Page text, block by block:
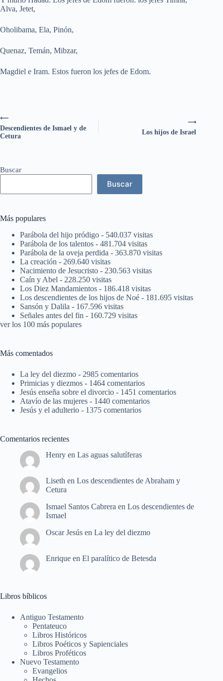
Alva, Jetet,
Oholibama, Ela, Pinón,
Quenaz, Temán, Mibzar,
Magdiel e Iram. Estos fueron los jefes de Edom.
⟶
Los hijos de Israel
⟵
Descendientes de Ismael y de
Cetura
Buscar
Buscar
Más populares
Parábola del hijo pródigo - 540.037 visitas
Parábola de los talentos - 481.704 visitas
Parábola de la oveja perdida - 363.870 visitas
La creación - 269.640 visitas
Nacimiento de Jesucristo - 230.563 visitas
Caín y Abel - 228.250 visitas
Los Diez Mandamientos - 186.418 visitas
Los descendientes de los hijos de Noé - 181.695 visitas
Sansón y Dalila - 167.596 visitas
Señales antes del fin - 160.729 visitas
ver los 100 más populares
Más comentados
La ley del diezmo - 2985 comentarios
Primicias y diezmos - 1464 comentarios
Jesús enseña sobre el divorcio - 1451 comentarios
Atavío de las mujeres - 1440 comentarios
Jesús y el adulterio - 1375 comentarios
Comentarios recientes
Henry en Las aguas salutíferas
Liseth en Los descendientes de Abraham y
Cetura
Ismael Santos Cabrera en Los descendientes de
Ismael
Oscar Jesús en La ley del diezmo
Enrique en El paralítico de Betesda
Libros bíblicos
Antiguo Testamento
Pentateuco
Libros Históricos
Libros Poéticos y Sapienciales
Libros Proféticos
Nuevo Testamento
Evangelios